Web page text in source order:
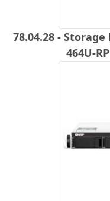
78.04.28 - Storage
464U-